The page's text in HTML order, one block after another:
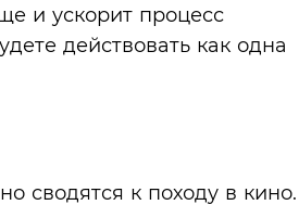
и ускорит процесс
действовать как одна
сводятся к походу в кино.